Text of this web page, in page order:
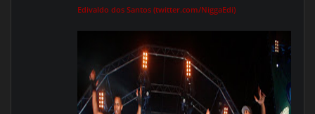
Edivaldo dos Santos (twitter.com/NiggaEdi)